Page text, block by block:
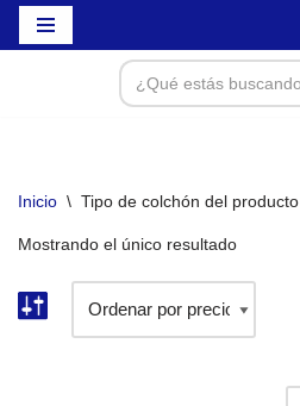
Inicio \ Tipo de colchón del producto
Mostrando el único resultado